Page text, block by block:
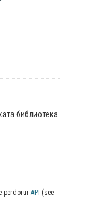
библиотека
përdorur API (see